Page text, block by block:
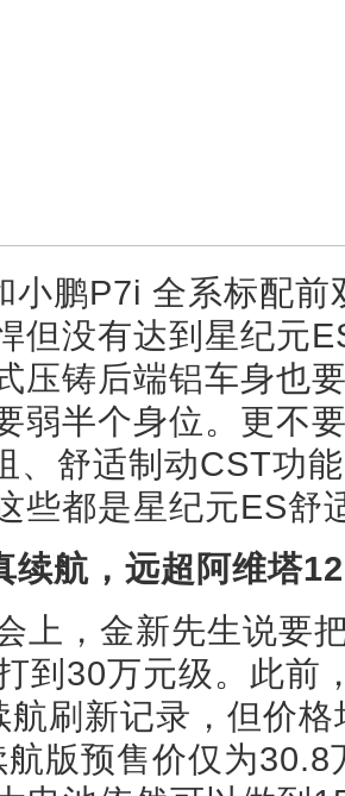
小鹏P7i 全系标配
但没有达到星纪元
压铸后端铝车身也
弱半个身位。更不
、舒适制动CST功
些都是星纪元ES舒
续航，远超阿维塔
上，金新先生说要
到30万元级。此前
航刷新记录，但价
版预售价仅为